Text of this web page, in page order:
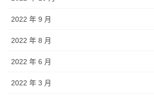
2022 年 9 月
2022 年 8 月
2022 年 6 月
2022 年 3 月